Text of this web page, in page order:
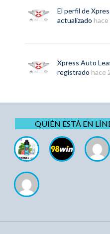
El perfil de
actualizado
Xpress Auto
registrado hace
QUIÉN ESTÁ EN